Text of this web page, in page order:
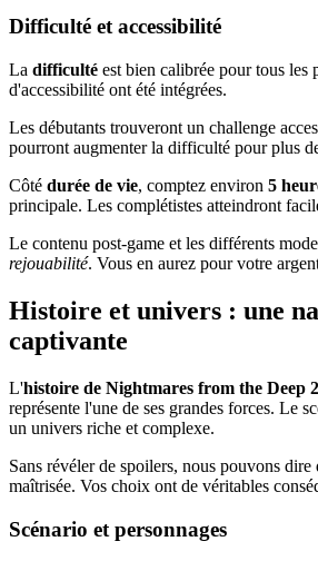
Difficulté et accessibilité
La difficulté est bien calibrée pour tous les
d'accessibilité ont été intégrées.
Les débutants trouveront un challenge
pourront augmenter la difficulté pour plus
Côté durée de vie, comptez environ 5
principale. Les complétistes atteindront
Le contenu post-game et les différents
rejouabilité. Vous en aurez pour votre
Histoire et univers : une
captivante
L'histoire de Nightmares from the Deep
représente l'une de ses grandes forces. Le
un univers riche et complexe.
Sans révéler de spoilers, nous pouvons dire
maîtrisée. Vos choix ont de véritables
Scénario et personnages